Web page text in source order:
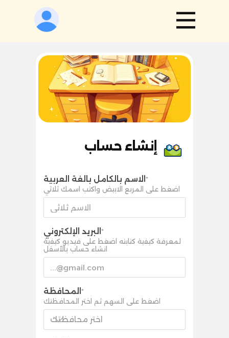
إنشاء حساب
الاسم بالكامل بالغة العربية *
اضغط على المربع الابيض واكتب اسمك ثلاثي
البريد الإلكتروني *
لمعرفة كيفية كتابته اضغط على فيديو كيفية
انشاء حساب بالأسفل
المحافظة *
اضغط على السهم ثم اختر المحافظتك
اختر محافظتك